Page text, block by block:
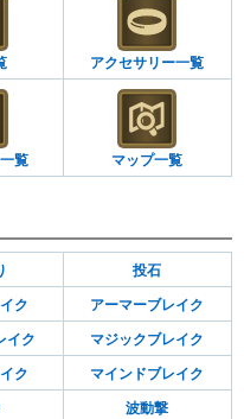
アクセサリー一覧
覧 マップ一覧
投石
ク アーマーブレイク
イク マジックブレイク
ク マインドブレイク
波動撃